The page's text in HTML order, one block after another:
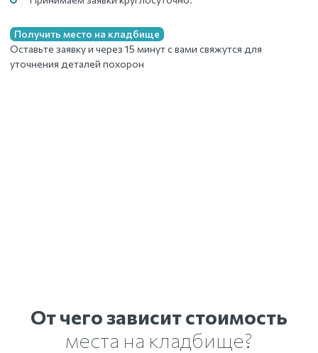
Получить место на кладбище
Оставьте заявку и через 15 минут с вами свяжутся для
уточнения деталей похорон
От чего зависит стоимость
места на кладбище?